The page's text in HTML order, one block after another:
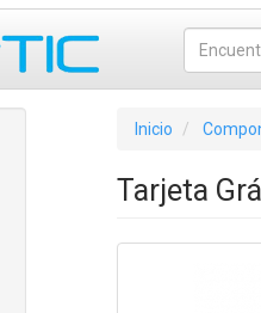
Inicio
Tarjeta